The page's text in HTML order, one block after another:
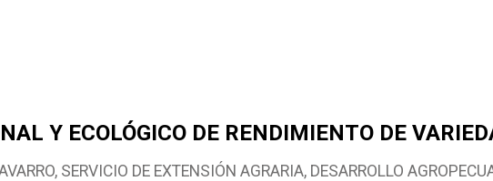
Y ECOLÓGICO DE RENDIMIENTO DE
SERVICIO DE EXTENSIÓN AGRARIA, DESARROLLO